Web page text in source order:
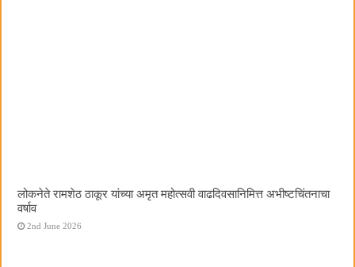
लोकनेते रामशेठ ठाकूर यांच्या अमृत महोत्सवी वाढदिवसानिमित्त अभीष्टचिंतनाचा
वर्षाव
2nd June 2026